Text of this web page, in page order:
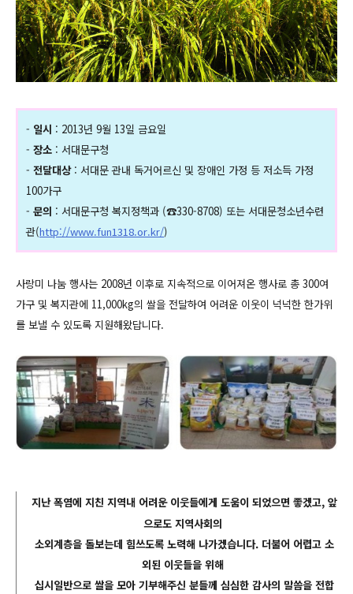
- 일시 : 2013년 9월 13일 금요일
- 장소 : 서대문구청
- 전달대상: 서대문 관내 독거어르신 및 장애인 가정 등 저소득 가정
100가구
- 문의 : 서대문구청 복지정책과 (☎330-8708) 또는 서대문청소년수련
관(http://www.fun1318.or.kr/)
사랑미 나눔 행사는 2008년 이후로 지속적으로 이어져온 행사로 총 300여
가구 및 복지관에 11,000kg의 쌀을 전달하여 어려운 이웃이 넉넉한 한가위
를 보낼 수 있도록 지원해왔답니다.
지난폭염에 지친 지역내 어려운 이웃들에게 도움이 되었으면 좋겠고, 앞
으로도 지역사회의
소외계층을 돌보는데 힘쓰도록 노력해 나가겠습니다. 더불어 어렵고 소
외된 이웃들을 위해
십시일반으로 쌀을 모아 기부해주신 분들께 심심한 감사의 말씀을 전합